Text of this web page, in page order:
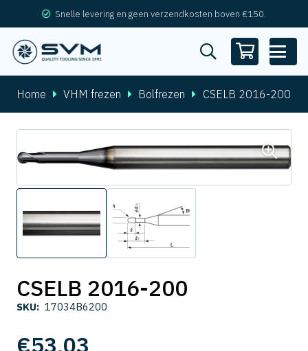
Snelle levering en geen verzendkosten boven €150.
Home VHM frezen Bolfrezen CSELB 2016-200
CSELB 2016-200
SKU: 17034B6200
€53,03